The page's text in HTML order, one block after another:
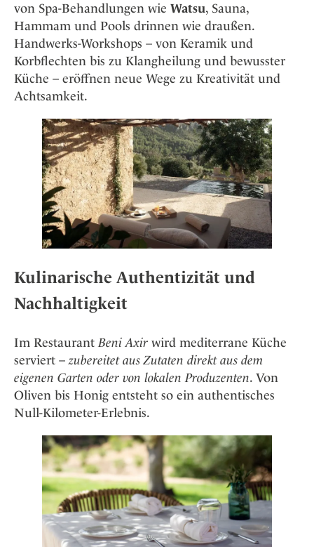
von Spa-Behandlungen wie Watsu, Sauna,
Hammam und Pools drinnen wie draußen.
Handwerks-Workshops – von Keramik und
Korbflechten bis zu Klangheilung und bewusster
Küche – eröffnen neue Wege zu Kreativität und
Achtsamkeit.
Kulinarische Authentizität und
Nachhaltigkeit
Im Restaurant Beni Axir wird mediterrane Küche
serviert – zubereitet aus Zutaten direkt aus dem
eigenen Garten oder von lokalen Produzenten. Von
Oliven bis Honig entsteht so ein authentisches
Null-Kilometer-Erlebnis.